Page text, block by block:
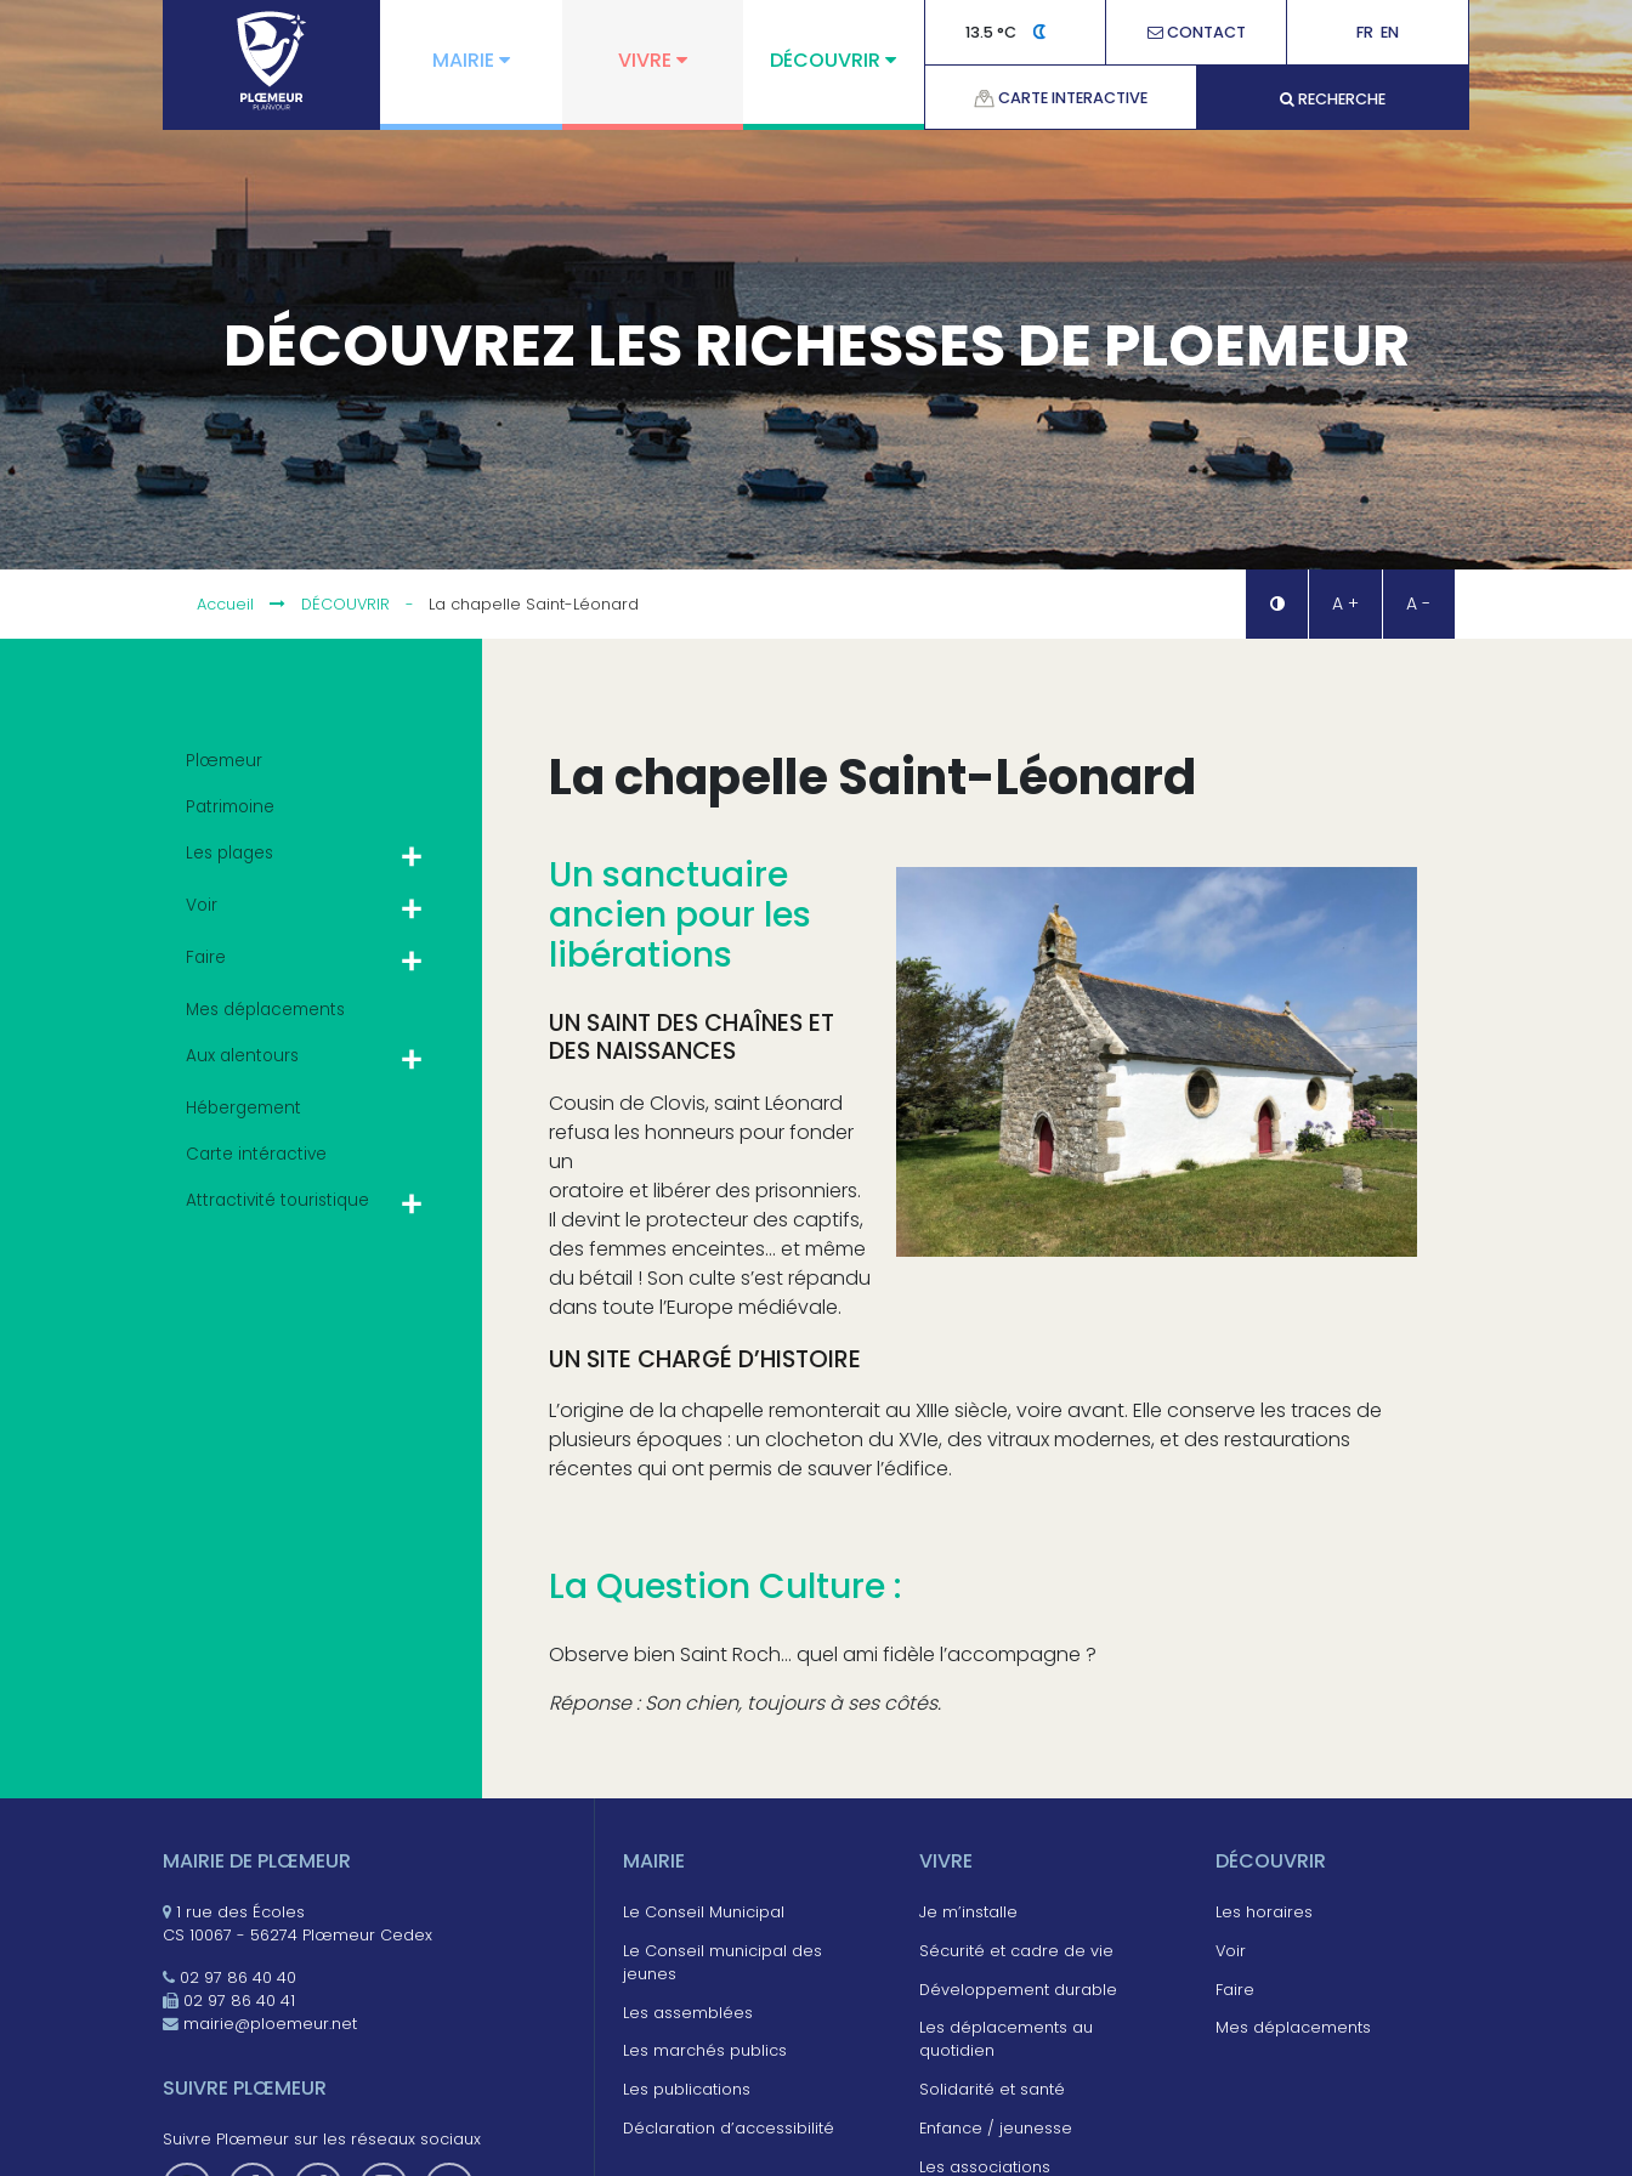
MAIRIE VIVRE DÉCOUVRIR
13.5 °C CONTACT FR EN
CARTE INTERACTIVE RECHERCHE
DÉCOUVREZ LES RICHESSES DE PLOEMEUR
Accueil DÉCOUVRIR - La chapelle Saint-Léonard A + A -
Plœmeur
Patrimoine
Les plages
Voir
Faire
Mes déplacements
Aux alentours
Hébergement
Carte intéractive
Attractivité touristique
La chapelle Saint-Léonard
Un sanctuaire
ancien pour les
libérations
UN SAINT DES CHAÎNES ET
DES NAISSANCES
Cousin de Clovis, saint Léonard
refusa les honneurs pour fonder
un
oratoire et libérer des prisonniers.
Il devint le protecteur des captifs,
des femmes enceintes… et même
du bétail ! Son culte s’est répandu
dans toute l’Europe médiévale.
UN SITE CHARGÉ D’HISTOIRE
L’origine de la chapelle remonterait au XIIIe siècle, voire avant. Elle conserve les traces de
plusieurs époques : un clocheton du XVIe, des vitraux modernes, et des restaurations
récentes qui ont permis de sauver l’édifice.
La Question Culture :
Observe bien Saint Roch… quel ami fidèle l’accompagne ?
Réponse : Son chien, toujours à ses côtés.
MAIRIE DE PLŒMEUR
1 rue des Écoles
CS 10067 - 56274 Plœmeur Cedex
02 97 86 40 40
02 97 86 40 41
mairie@ploemeur.net
SUIVRE PLŒMEUR
Suivre Plœmeur sur les réseaux sociaux
MAIRIE
Le Conseil Municipal
Le Conseil municipal des
jeunes
Les assemblées
Les marchés publics
Les publications
Déclaration d’accessibilité
VIVRE
Je m’installe
Sécurité et cadre de vie
Développement durable
Les déplacements au
quotidien
Solidarité et santé
Enfance / jeunesse
Les associations
DÉCOUVRIR
Les horaires
Voir
Faire
Mes déplacements